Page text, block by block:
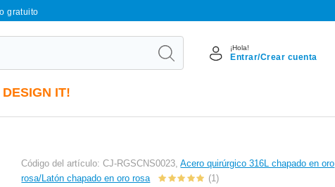
gratuito
¡Hola!
Entrar/Crear cuenta
DESIGN IT!
Código del artículo: CJ-RGSCNS0023,Acero quirúrgico 316L chapado en oro
rosa/Latón chapado en oro rosa
(1)